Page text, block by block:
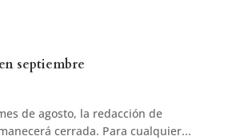
septiembre
de agosto, la redacción de
cerrada. Para cualquier...